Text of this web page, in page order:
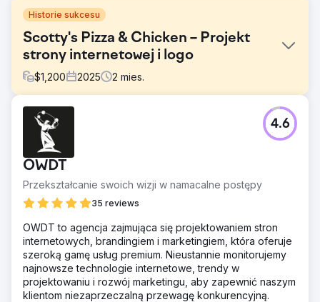
Historie sukcesu
Scotty's Pizza & Chicken – Projekt
strony internetowej i logo
$1,200 2025 2 mies.
Problem
Klient zlecił mi stworzenie trzeciego projektu i uczynienie
go bardzo nowoczesnym. Potrzebowali również nowego
logo. Wcześniej stworzyłem dwie strony internetowe,
korzystając z platformy Zurb's Foundation i własnego,
spersonalizowanego motywu WordPress. Ich logo w
tamtym czasie nawiązywało do późnych lat 90., było
bardzo szczegółowe.
Rozwiązanie
Znalazłem nowoczesny motyw dla pizzerii, który klient
zaakceptował. Zaprojektowałem również ich logo z
prostym, nowoczesnym akcentem, który idealnie pasuje
do obrazu w formacie 1:1.
OWDT
Przekształcanie swoich wizji w namacalne postępy
35 reviews
4.6
OWDT to agencja zajmująca się projektowaniem stron
internetowych, brandingiem i marketingiem, która oferuje
szeroką gamę usług premium. Nieustannie monitorujemy
najnowsze technologie internetowe, trendy w
projektowaniu i rozwój marketingu, aby zapewnić naszym
klientom niezaprzeczalną przewagę konkurencyjną.